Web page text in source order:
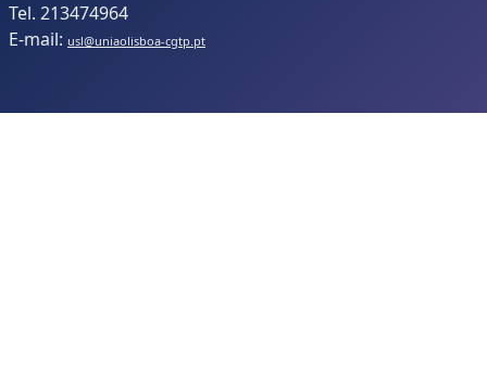
Tel. 213474964
E-mail: usl@uniaolisboa-cgtp.pt